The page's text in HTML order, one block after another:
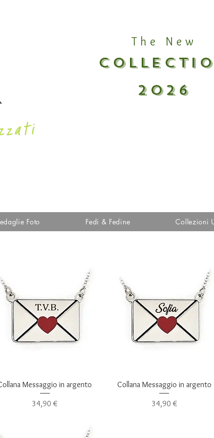
The New
2026
Foto Fedi & Fedine Collezioni
Vista rapida
Messaggio in argento
Prezzo
34,90 €
Vista rapida
Collana Messaggio in argento
Prezzo
34,90 €